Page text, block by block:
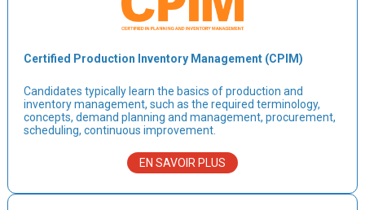
Certified Production Inventory Management (CPIM)
Candidates typically learn the basics of production and
inventory management, such as the required terminology,
concepts, demand planning and management, procurement,
scheduling, continuous improvement.
EN SAVOIR PLUS